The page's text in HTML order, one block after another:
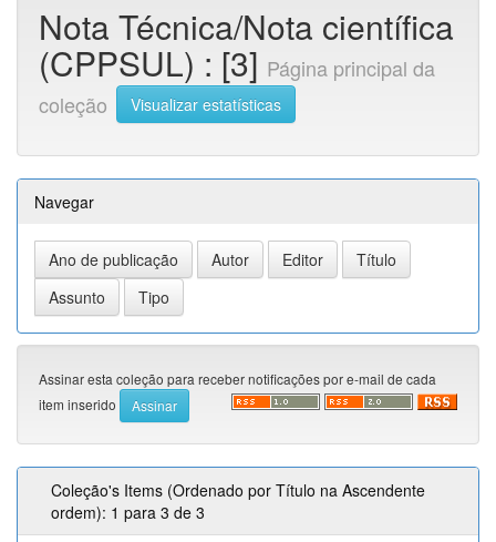
Nota Técnica/Nota científica
(CPPSUL) : [3] Página principal da
coleção
Visualizar estatísticas
Navegar
Assinar esta coleção para receber notificações por e-mail de cada
item inserido
Coleção's Items (Ordenado por Título na Ascendente
ordem): 1 para 3 de 3